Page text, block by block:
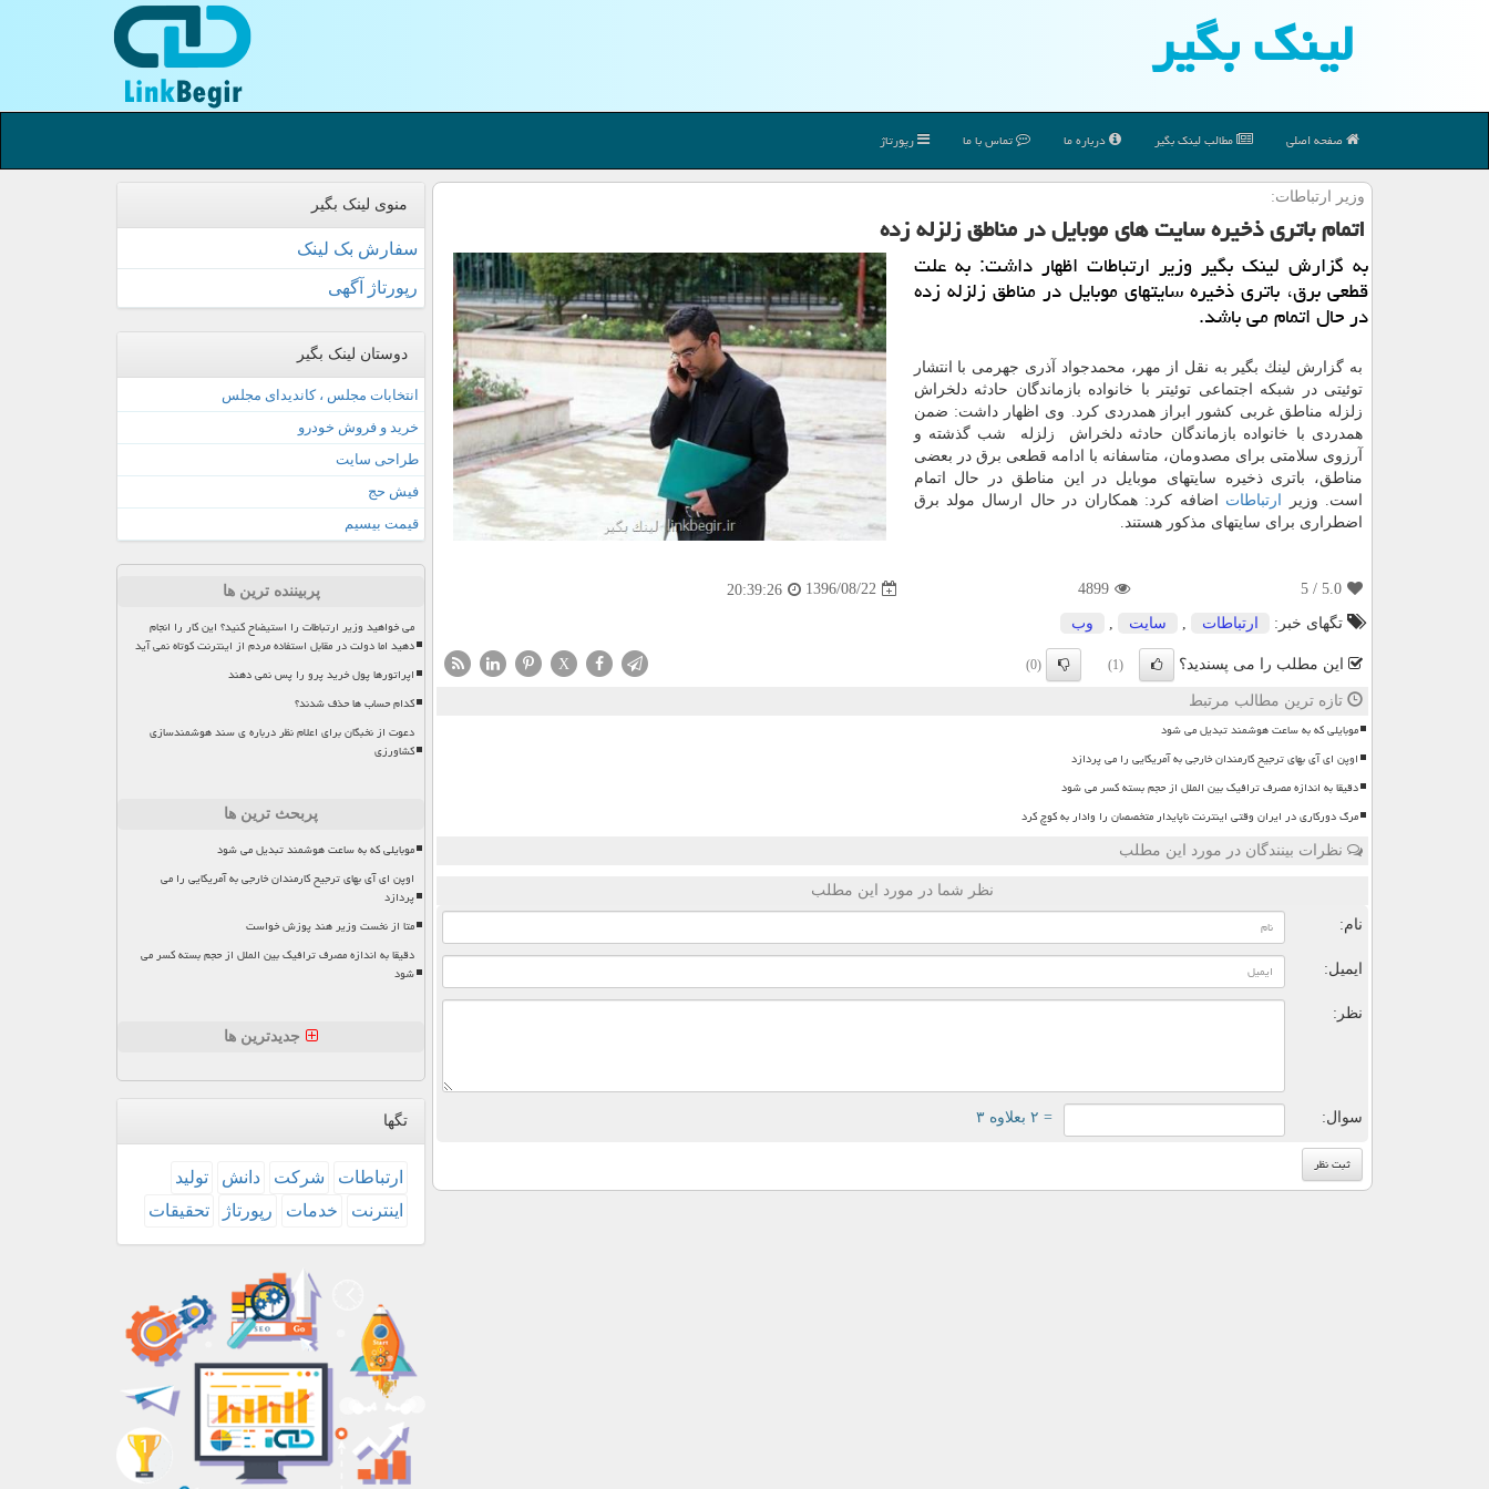
لینك بگیر
صفحه اصلی مطالب لینك بگیر درباره ما تماس با ما رپورتاژ
وزیر ارتباطات:
اتمام باتری ذخیره سایت های موبایل در مناطق زلزله زده
به گزارش لینك بگیر وزیر ارتباطات اظهار داشت: به علت
قطعی برق، باتری ذخیره سایتهای موبایل در مناطق زلزله زده
در حال اتمام می باشد.
به گزارش لینك بگیر به نقل از مهر، محمدجواد آذری جهرمی با انتشار
توئیتی در شبكه اجتماعی توئیتر با خانواده بازماندگان حادثه دلخراش
زلزله مناطق غربی كشور ابراز همدردی كرد. وی اظهار داشت: ضمن
همدردی با خانواده بازماندگان حادثه دلخراش ⁧ زلزله ⁩ شب گذشته و
آرزوی سلامتی برای مصدومان، متاسفانه با ادامه قطعی برق در بعضی
مناطق، باتری ذخیره سایتهای موبایل در این مناطق در حال اتمام
است. وزیر
ارتباطات اضافه كرد: همكاران در حال ارسال مولد برق
اضطراری برای سایتهای مذكور هستند.
5.0
/ 5
4899
1396/08/22
20:39:26
تگهای خبر:
ارتباطات سایت وب
این مطلب را می پسندید؟ (1)
(0)
X
تازه ترین مطالب مرتبط
موبایلی که به ساعت هوشمند تبدیل می شود
اوپن ای آی بهای ترجیح کارمندان خارجی به آمریکایی را می پردازد
دقیقا به اندازه مصرف ترافیک بین الملل از حجم بسته کسر می شود
مرگ دورکاری در ایران وقتی اینترنت ناپایدار متخصصان را وادار به کوچ کرد
نظرات بینندگان در مورد این مطلب
نظر شما در مورد این مطلب
نام:
ایمیل:
نظر:
سوال: = ۲ بعلاوه ۳
منوی لینک بگیر
سفارش بک لینک
رپورتاژ آگهی
دوستان لینک بگیر
انتخابات مجلس ، کاندیدای مجلس
خرید و فروش خودرو
طراحی سایت
فیش حج
قیمت بیسیم
پربیننده ترین ها
می خواهید وزیر ارتباطات را استیضاح کنید؟ این کار را انجام
دهید اما دولت در مقابل استفاده مردم از اینترنت کوتاه نمی آید
اپراتورها پول خرید پرو را پس نمی دهند
کدام حساب ها حذف شدند؟
دعوت از نخبگان برای اعلام نظر درباره ی سند هوشمندسازی
کشاورزی
پربحث ترین ها
موبایلی که به ساعت هوشمند تبدیل می شود
اوپن ای آی بهای ترجیح کارمندان خارجی به آمریکایی را می
پردازد
متا از نخست وزیر هند پوزش خواست
دقیقا به اندازه مصرف ترافیک بین الملل از حجم بسته کسر می
شود
جدیدترین ها
تگها
ارتباطات شركت دانش
تولید
اینترنت
خدمات رپورتاژ تحقیقات